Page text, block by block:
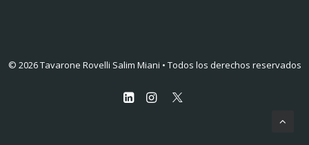
© 2026 Tavarone Rovelli Salim Miani • Todos los derechos reservados